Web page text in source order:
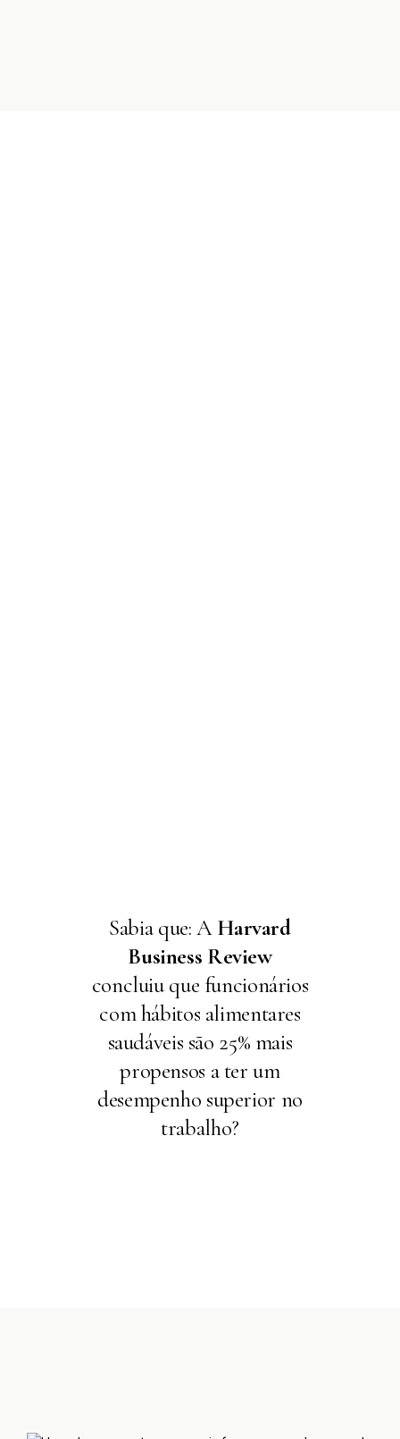
Sabia que: A Harvard
Business Review
concluiu que funcionários
com hábitos alimentares
saudáveis são 25% mais
propensos a ter um
desempenho superior no
trabalho?